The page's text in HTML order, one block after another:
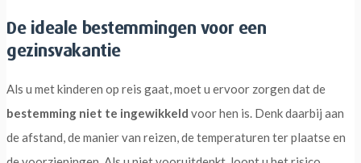
De ideale bestemmingen voor een
gezinsvakantie
Als u met kinderen op reis gaat, moet u ervoor zorgen dat de
bestemming niet te ingewikkeld voor hen is. Denk daarbij aan
de afstand, de manier van reizen, de temperaturen ter plaatse en